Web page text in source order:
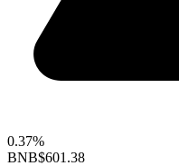
0.37%
BNB$601.38